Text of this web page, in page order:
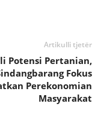
Artikulli tjetër
Potensi Pertanian,
Fokus
Perekonomian
Masyarakat